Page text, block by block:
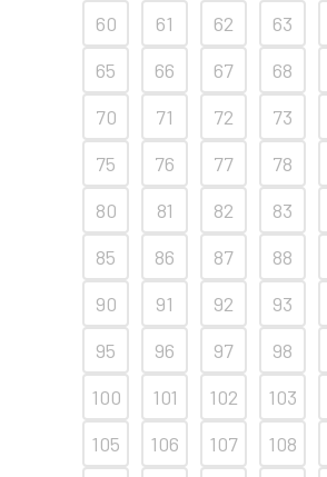
60
61 62 63
65
66 67 68
70
71 72 73
75
76 77 78
80
81 82 83
85
86 87 88
90
91 92 93
95
96 97 98
100
101 102 103
105
106 107 108